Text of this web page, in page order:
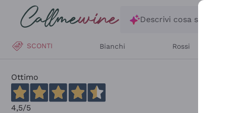
Salta al contenuto principale
Descrivi cosa stai
SCONTI Bianchi Rossi
Ottimo
4,5/5